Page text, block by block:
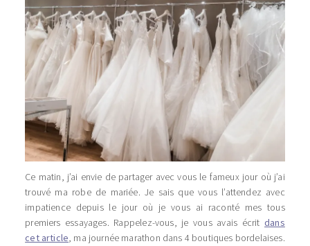
Ce matin, j’ai envie de partager avec vous le fameux jour où j’ai
trouvé ma robe de mariée. Je sais que vous l’attendez avec
impatience depuis le jour où je vous ai raconté mes tous
premiers essayages. Rappelez-vous, je vous avais écritdans
cet article, ma journée marathon dans 4 boutiques bordelaises.